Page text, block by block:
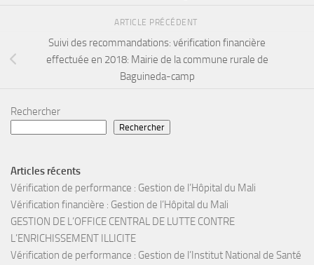
ARTICLE PRÉCÉDENT
Suivi des recommandations: vérification financière
effectuée en 2018: Mairie de la commune rurale de
Baguineda-camp
Rechercher
Rechercher
Articles récents
Vérification de performance : Gestion de l’Hôpital du Mali
Vérification financière : Gestion de l’Hôpital du Mali
GESTION DE L’OFFICE CENTRAL DE LUTTE CONTRE
L’ENRICHISSEMENT ILLICITE
Vérification de performance : Gestion de l’Institut National de Santé